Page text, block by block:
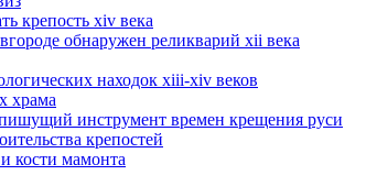
крепость xiv века
обнаружен реликварий xii века
находок xiii-xiv веков
храма
инструмент времен крещения руси
крепостей
кости мамонта